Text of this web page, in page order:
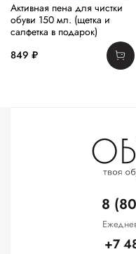
Активная пена для чистки
обуви 150 мл. (щетка и
салфетка в подарок)
849 ₽
8
+7